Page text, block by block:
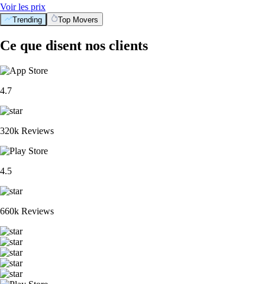
Voir les prix
Trending Top Movers
Ce que disent nos clients
4.7
320k Reviews
4.5
660k Reviews